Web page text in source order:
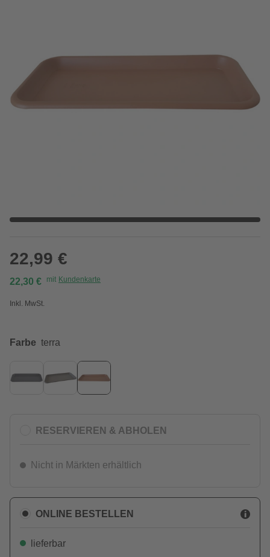
22,99 €
22,30 € mit Kundenkarte
Inkl. MwSt.
Farbe terra
RESERVIEREN & ABHOLEN
Nicht in Märkten erhältlich
ONLINE BESTELLEN
lieferbar